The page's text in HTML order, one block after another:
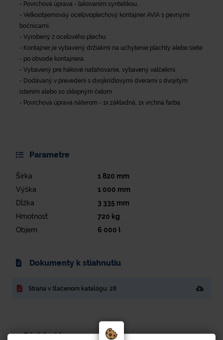
- Povrchová úprava - lakovaním syntetikou.
- Veľkoobjemováý oceľovoplechový kontajner AVIA s pevnými
bočnicami.
- Vyrobený z oceľového plechu.
- Kontajner je vybavený držiakmi na uchytenie plachty alebo siete
- po obvode kontajnera.
- Vybavený pre hákové naťahovanie, vybavený valčekmi.
- Dodávaný v prevedení s dvojkrídlovými dverami s dvojitým
istením alebo so sklopným čelom.
- Povrchová úprava náterom - 1x základná, 1x vrchná farba.
Parametre
Šírka 1 820 mm
Výška
1 000 mm
Dĺžka
3 335 mm
Hmotnosť
720 kg
Objem
6 000 l
Dokumenty k stiahnutiu
Strana v tlačenom katalógu: 28
Súvisiaci tovar